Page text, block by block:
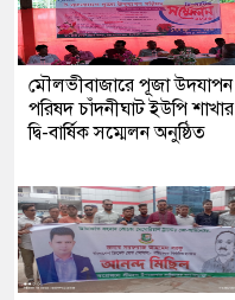
মৌলভীবাজারে পূজা উদযাপন
পরিষদ চাঁদনীঘাট ইউপি শাখার
দ্বি-বার্ষিক সম্মেলন অনুষ্ঠিত